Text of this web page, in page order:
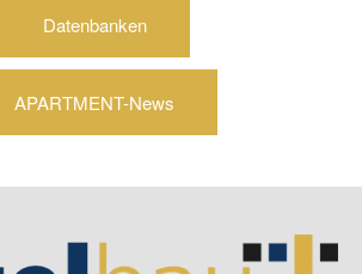
Datenbanken
APARTMENT-News